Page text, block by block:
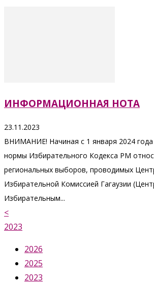
ИНФОРМАЦИОННАЯ НОТА
23.11.2023
ВНИМАНИЕ! Начиная с 1 января 2024 года
нормы Избирательного Кодекса РМ
региональных выборов, проводимых
Избирательной Комиссией Гагаузии
Избирательным...
<
2023
2026
2025
2023